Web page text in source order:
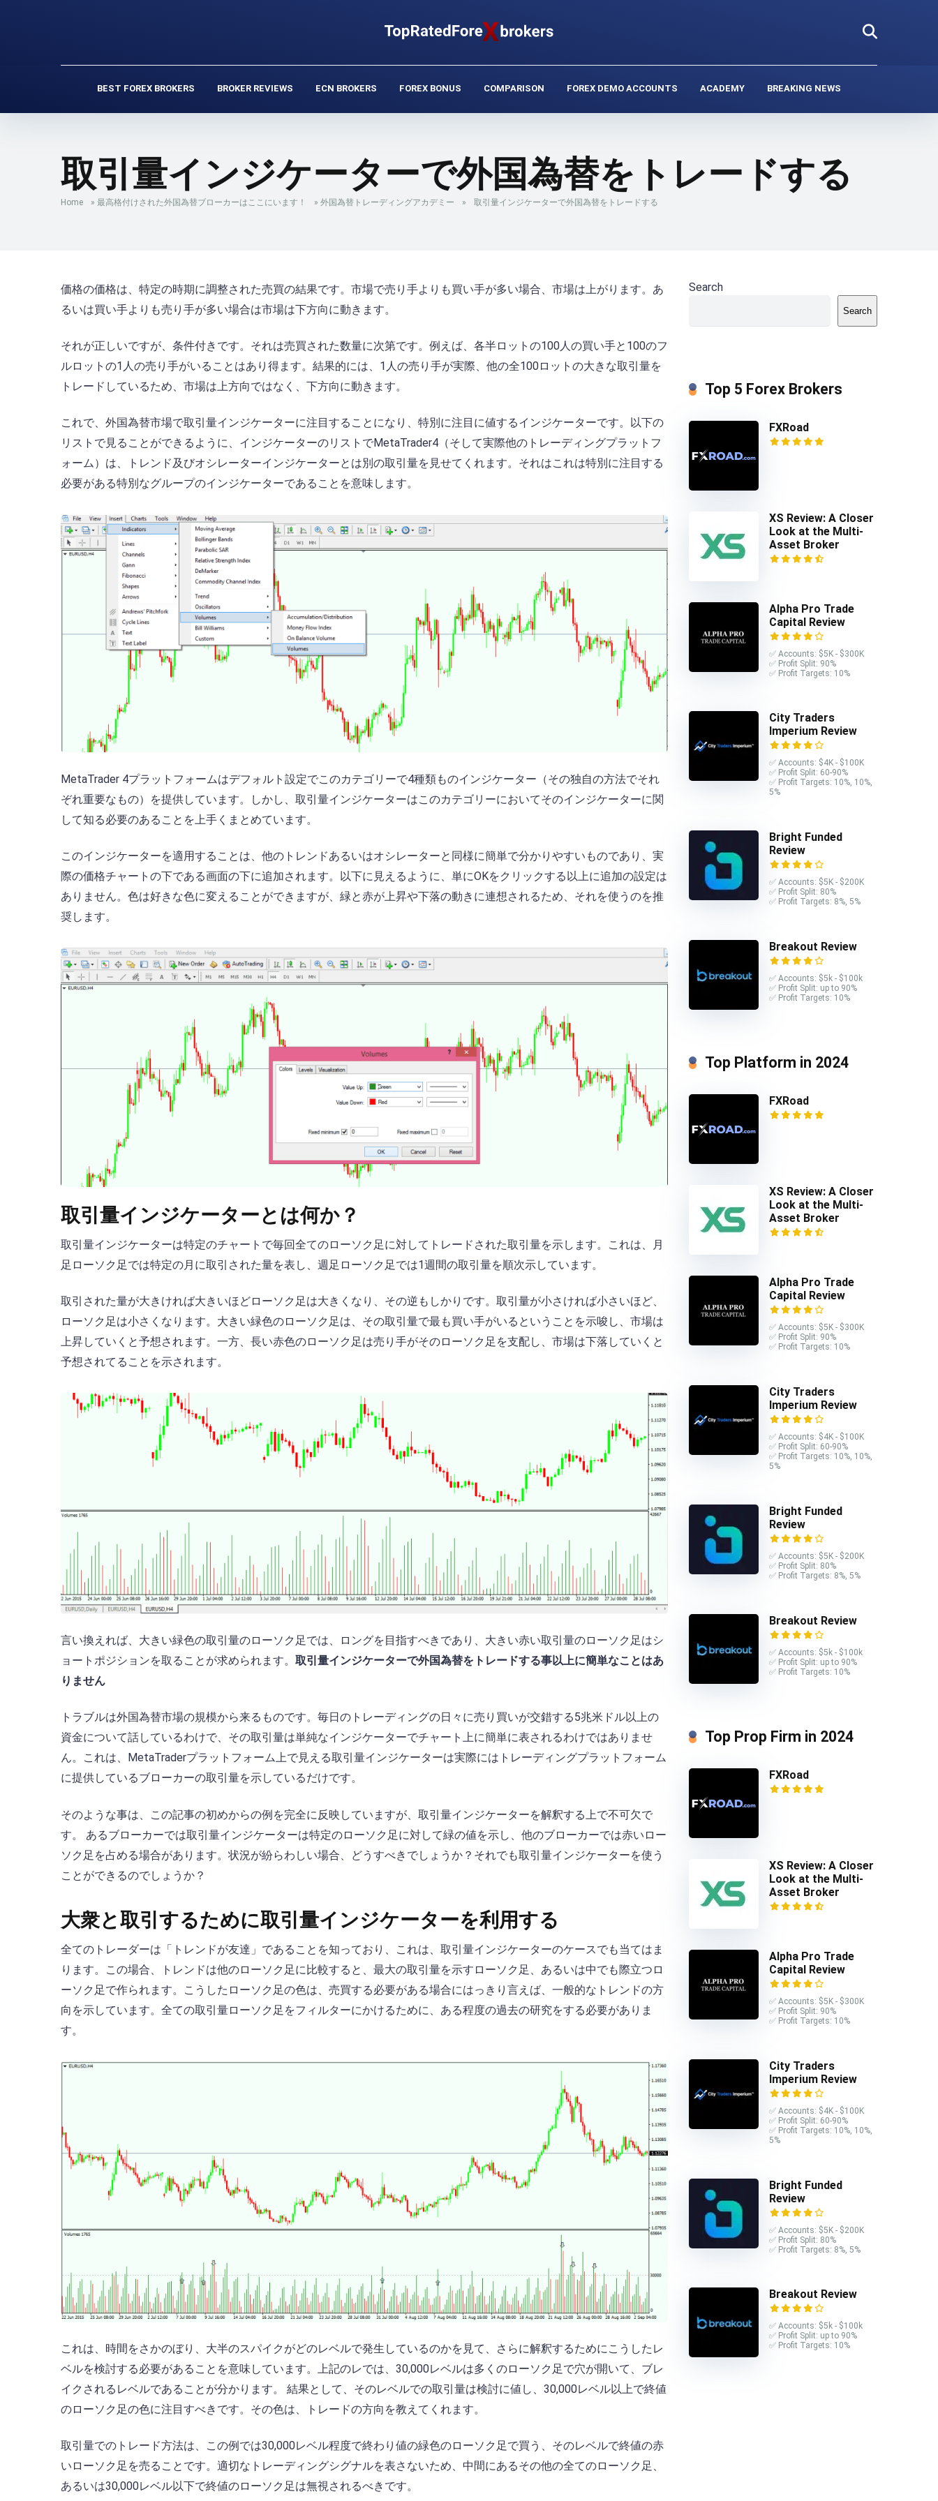
BEST FOREX BROKERS BROKER REVIEWS ECN BROKERS FOREX BONUS COMPARISON FOREX DEMO ACCOUNTS ACADEMY BREAKING NEWS
取引量インジケーターで外国為替をトレードする
Home » 最高格付けされた外国為替ブローカーはここにいます！ » 外国為替トレーディングアカデミー » 取引量インジケーターで外国為替をトレードする
価格の価格は、特定の時期に調整された売買の結果です。市場で売り手よりも買い手が多い場合、市場は上がります。あ
るいは買い手よりも売り手が多い場合は市場は下方向に動きます。
それが正しいですが、条件付きです。それは売買された数量に次第です。例えば、各半ロットの100人の買い手と100のフ
ルロットの1人の売り手がいることはあり得ます。結果的には、1人の売り手が実際、他の全100ロットの大きな取引量を
トレードしているため、市場は上方向ではなく、下方向に動きます。
これで、外国為替市場で取引量インジケーターに注目することになり、特別に注目に値するインジケーターです。以下の
リストで見ることができるように、インジケーターのリストでMetaTrader4（そして実際他のトレーディングプラットフ
ォーム）は、トレンド及びオシレーターインジケーターとは別の取引量を見せてくれます。それはこれは特別に注目する
必要がある特別なグループのインジケーターであることを意味します。
MetaTrader 4プラットフォームはデフォルト設定でこのカテゴリーで4種類ものインジケーター（その独自の方法でそれ
ぞれ重要なもの）を提供しています。しかし、取引量インジケーターはこのカテゴリーにおいてそのインジケーターに関
して知る必要のあることを上手くまとめています。
このインジケーターを適用することは、他のトレンドあるいはオシレーターと同様に簡単で分かりやすいものであり、実
際の価格チャートの下である画面の下に追加されます。以下に見えるように、単にOKをクリックする以上に追加の設定は
ありません。色は好きな色に変えることができますが、緑と赤が上昇や下落の動きに連想されるため、それを使うのを推
奨します。
取引量インジケーターとは何か？
取引量インジケーターは特定のチャートで毎回全てのローソク足に対してトレードされた取引量を示します。これは、月
足ローソク足では特定の月に取引された量を表し、週足ローソク足では1週間の取引量を順次示しています。
取引された量が大きければ大きいほどローソク足は大きくなり、その逆もしかりです。取引量が小さければ小さいほど、
ローソク足は小さくなります。大きい緑色のローソク足は、その取引量で最も買い手がいるということを示唆し、市場は
上昇していくと予想されます。一方、長い赤色のローソク足は売り手がそのローソク足を支配し、市場は下落していくと
予想されてることを示されます。
言い換えれば、大きい緑色の取引量のローソク足では、ロングを目指すべきであり、大きい赤い取引量のローソク足はシ
ョートポジションを取ることが求められます。 取引量インジケーターで外国為替をトレードする事以上に簡単なことはあ
りません
トラブルは外国為替市場の規模から来るものです。毎日のトレーディングの日々に売り買いが交錯する5兆米ドル以上の
資金について話しているわけで、その取引量は単純なインジケーターでチャート上に簡単に表されるわけではありませ
ん。これは、MetaTraderプラットフォーム上で見える取引量インジケーターは実際にはトレーディングプラットフォーム
に提供しているブローカーの取引量を示しているだけです。
そのような事は、この記事の初めからの例を完全に反映していますが、取引量インジケーターを解釈する上で不可欠で
す。 あるブローカーでは取引量インジケーターは特定のローソク足に対して緑の値を示し、他のブローカーでは赤いロー
ソク足を占める場合があります。状況が紛らわしい場合、どうすべきでしょうか？それでも取引量インジケーターを使う
ことができるのでしょうか？
大衆と取引するために取引量インジケーターを利用する
全てのトレーダーは「トレンドが友達」であることを知っており、これは、取引量インジケーターのケースでも当てはま
ります。この場合、トレンドは他のローソク足に比較すると、最大の取引量を示すローソク足、あるいは中でも際立つロ
ーソク足で作られます。こうしたローソク足の色は、売買する必要がある場合にはっきり言えば、一般的なトレンドの方
向を示しています。全ての取引量ローソク足をフィルターにかけるために、ある程度の過去の研究をする必要がありま
す。
これは、時間をさかのぼり、大半のスパイクがどのレベルで発生しているのかを見て、さらに解釈するためにこうしたレ
ベルを検討する必要があることを意味しています。上記のレでは、30,000レベルは多くのローソク足で穴が開いて、ブレ
イクされるレベルであることが分かります。 結果として、そのレベルでの取引量は検討に値し、30,000レベル以上で終値
のローソク足の色に注目すべきです。その色は、トレードの方向を教えてくれます。
取引量でのトレード方法は、この例では30,000レベル程度で終わり値の緑色のローソク足で買う、そのレベルで終値の赤
いローソク足を売ることです。適切なトレーディングシグナルを表さないため、中間にあるその他の全てのローソク足、
あるいは30,000レベル以下で終値のローソク足は無視されるべきです。
Search
Search
Top 5 Forex Brokers
FXRoad
XS Review: A Closer
Look at the Multi-
Asset Broker
Alpha Pro Trade
Capital Review
✅ Accounts: $5K - $300K
✅ Profit Split: 90%
✅ Profit Targets: 10%
City Traders
Imperium Review
✅ Accounts: $4K - $100K
✅ Profit Split: 60-90%
✅ Profit Targets: 10%, 10%,
5%
Bright Funded
Review
✅ Accounts: $5K - $200K
✅ Profit Split: 80%
✅ Profit Targets: 8%, 5%
Breakout Review
✅ Accounts: $5k - $100k
✅ Profit Split: up to 90%
✅ Profit Targets: 10%
Top Platform in 2024
FXRoad
XS Review: A Closer
Look at the Multi-
Asset Broker
Alpha Pro Trade
Capital Review
✅ Accounts: $5K - $300K
✅ Profit Split: 90%
✅ Profit Targets: 10%
City Traders
Imperium Review
✅ Accounts: $4K - $100K
✅ Profit Split: 60-90%
✅ Profit Targets: 10%, 10%,
5%
Bright Funded
Review
✅ Accounts: $5K - $200K
✅ Profit Split: 80%
✅ Profit Targets: 8%, 5%
Breakout Review
✅ Accounts: $5k - $100k
✅ Profit Split: up to 90%
✅ Profit Targets: 10%
Top Prop Firm in 2024
FXRoad
XS Review: A Closer
Look at the Multi-
Asset Broker
Alpha Pro Trade
Capital Review
✅ Accounts: $5K - $300K
✅ Profit Split: 90%
✅ Profit Targets: 10%
City Traders
Imperium Review
✅ Accounts: $4K - $100K
✅ Profit Split: 60-90%
✅ Profit Targets: 10%, 10%,
5%
Bright Funded
Review
✅ Accounts: $5K - $200K
✅ Profit Split: 80%
✅ Profit Targets: 8%, 5%
Breakout Review
✅ Accounts: $5k - $100k
✅ Profit Split: up to 90%
✅ Profit Targets: 10%